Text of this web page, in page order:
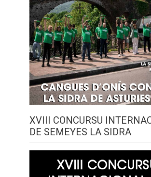
XVIII CONCURSU
DE SEMEYES LA SIDRA